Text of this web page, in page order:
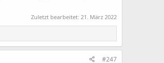
Zuletzt bearbeitet: 21. März 2022
#247